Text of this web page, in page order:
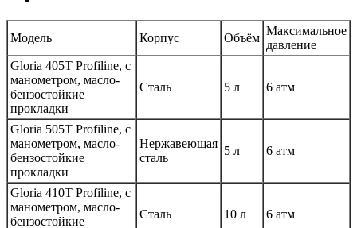
Модель Корпус Объём
Максимальное
давление
Gloria 405T Profiline, с
манометром, масло-
бензостойкие
прокладки
Сталь 5 л 6 атм
Gloria 505T Profiline, с
манометром, масло-
бензостойкие
прокладки
Нержавеющая
сталь
5 л 6 атм
Gloria 410T Profiline, с
манометром, масло-
бензостойкие
Cталь 10 л 6 атм